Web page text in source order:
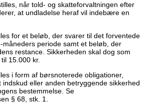
når told- og skatteforvaltningen efter
at undladelse heraf vil indebære en
for et beløb, der svarer til det forventede
måneders periode samt et beløb, der
restance. Sikkerheden skal dog som
15.000 kr.
i form af børsnoterede obligationer,
indskud eller anden betryggende sikkerhed
bestemmelse. Se
§ 68, stk. 1.